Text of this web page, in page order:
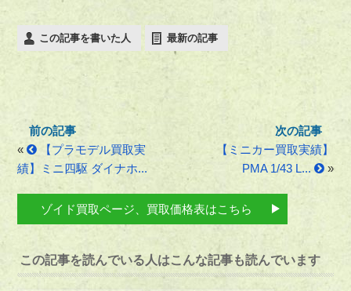
この記事を書いた人 最新の記事
«
【プラモデル買取実
績】ミニ四駆 ダイナホ...
【ミニカー買取実績】
PMA 1/43 L...
»
ゾイド買取ページ、買取価格表はこちら
この記事を読んでいる人はこんな記事も読んでいます